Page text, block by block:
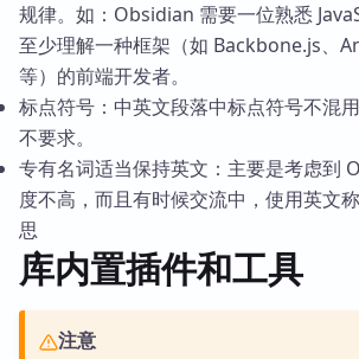
规律。如：Obsidian 需要一位熟悉
至少理解一种框架（如 Backbone.js、
等）的前端开发者。
标点符号：中英文段落中标点符号不混
不要求。
专有名词适当保持英文：主要是考虑到
度不高，而且有时候交流中，使用英文
思
库内置插件和工具
注意